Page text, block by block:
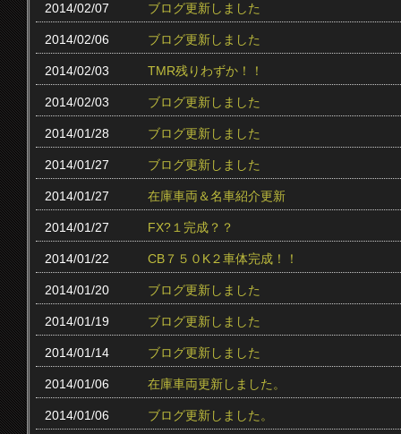
2014/02/07 ブログ更新しました
2014/02/06 ブログ更新しました
2014/02/03 TMR残りわずか！！
2014/02/03 ブログ更新しました
2014/01/28 ブログ更新しました
2014/01/27 ブログ更新しました
2014/01/27 在庫車両＆名車紹介更新
2014/01/27 FX?１完成？？
2014/01/22 CB７５０K２車体完成！！
2014/01/20 ブログ更新しました
2014/01/19 ブログ更新しました
2014/01/14 ブログ更新しました
2014/01/06 在庫車両更新しました。
2014/01/06 ブログ更新しました。